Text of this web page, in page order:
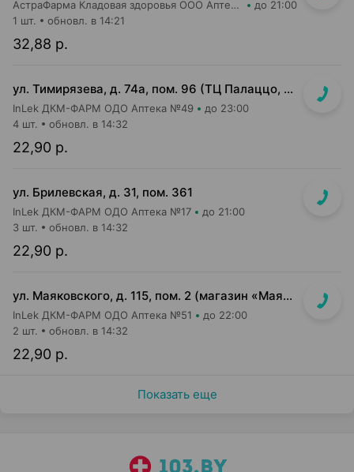
АстраФарма Кладовая здоровья ООО Аптека №9 до 21:00
32,88 р.
1 шт. обновл. в 14:21
ул. Тимирязева, д. 74а, пом. 96 (ТЦ Палаццо, 1 этаж, главный вход)
InLek ДКМ-ФАРМ ОДО Аптека №49 до 23:00
22,90 р.
4 шт. обновл. в 14:32
ул. Брилевская, д. 31, пом. 361
InLek ДКМ-ФАРМ ОДО Аптека №17 до 21:00
22,90 р.
3 шт. обновл. в 14:32
ул. Маяковского, д. 115, пом. 2 (магазин «Маяк»)
InLek ДКМ-ФАРМ ОДО Аптека №51 до 22:00
22,90 р.
2 шт. обновл. в 14:32
Показать еще